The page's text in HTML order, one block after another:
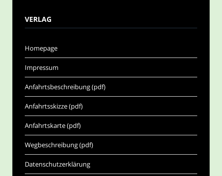
VERLAG
Homepage
Impressum
Anfahrtsbeschreibung (pdf)
Anfahrtsskizze (pdf)
Anfahrtskarte (pdf)
Wegbeschreibung (pdf)
Datenschutzerklärung